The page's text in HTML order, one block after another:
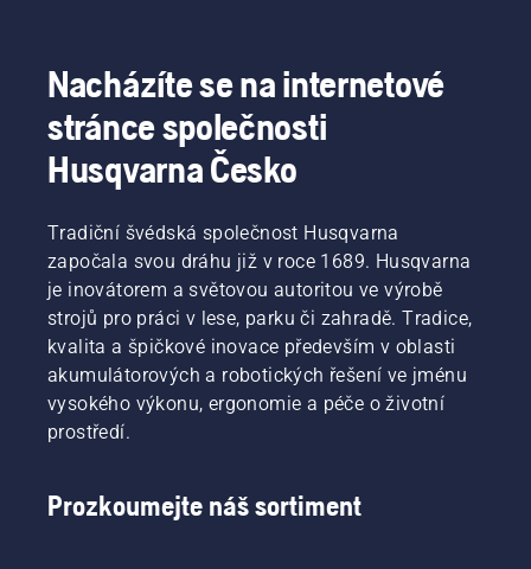
Nacházíte se na internetové
stránce společnosti
Husqvarna Česko
Tradiční švédská společnost Husqvarna
započala svou dráhu již v roce 1689. Husqvarna
je inovátorem a světovou autoritou ve výrobě
strojů pro práci v lese, parku či zahradě. Tradice,
kvalita a špičkové inovace především v oblasti
akumulátorových a robotických řešení ve jménu
vysokého výkonu, ergonomie a péče o životní
prostředí.
Prozkoumejte náš sortiment